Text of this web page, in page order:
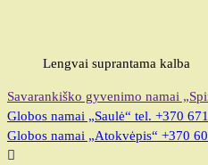
Lengvai suprantama kalba
Savarankiško gyvenimo namai
Globos namai „Saulė“ tel. +370
Globos namai „Atokvėpis“ +370